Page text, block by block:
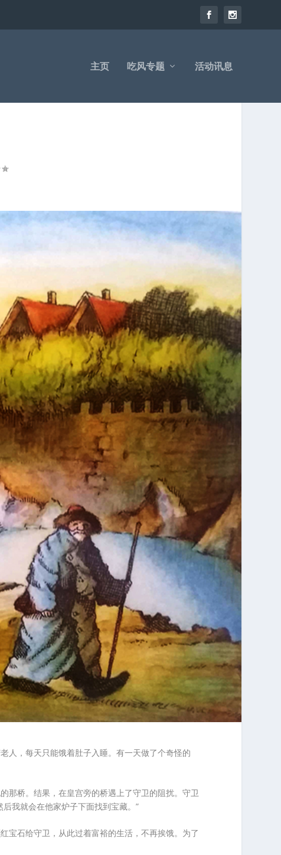
主页 吃风专题 活动讯息
人，每天只能饿着肚子入睡。有一天做了个奇怪的
那桥。结果，在皇宫旁的桥遇上了守卫的阻扰。守卫
我就会在他家炉子下面找到宝藏。”
宝石给守卫，从此过着富裕的生活，不再挨饿。为了